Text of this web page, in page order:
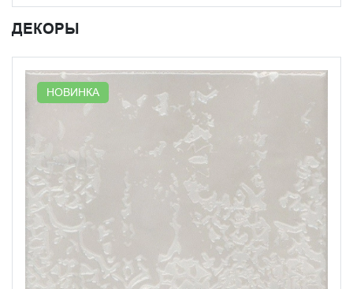
ДЕКОРЫ
НОВИНКА